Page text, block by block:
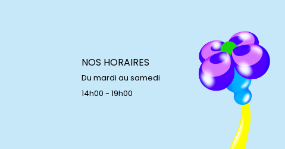
NOS HORAIRES
Du mardi au samedi
14h00 - 19h00